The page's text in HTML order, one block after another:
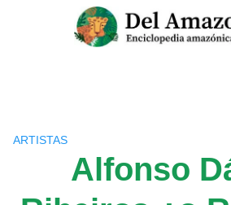
ARTISTAS
Alfonso